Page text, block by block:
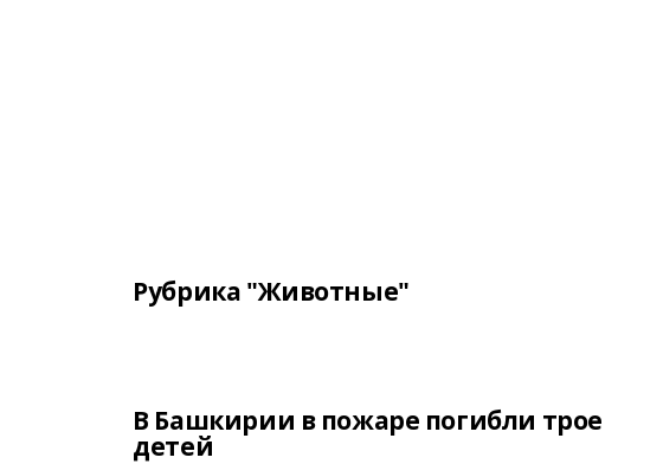
Рубрика "Животные"
В Башкирии в пожаре погибли трое
детей